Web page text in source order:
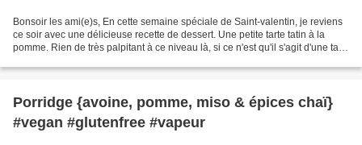
Bonsoir les ami(e)s, En cette semaine spéciale de Saint-valentin, je reviens
ce soir avec une délicieuse recette de dessert. Une petite tarte tatin à la
pomme. Rien de très palpitant à ce niveau là, si ce n'est qu'il s'agit d'une tatin
Porridge {avoine, pomme, miso & épices chaï}
#vegan #glutenfree #vapeur